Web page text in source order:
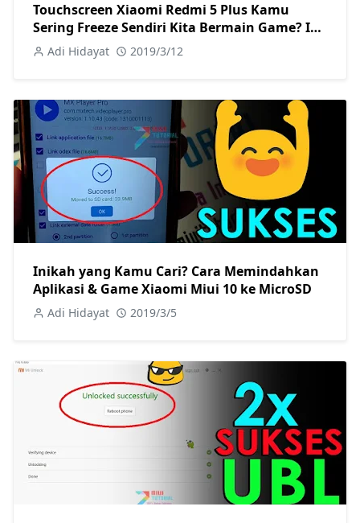
Touchscreen Xiaomi Redmi 5 Plus Kamu
Sering Freeze Sendiri Kita Bermain Game? Ini
Cara Memperbaikinya!
Adi Hidayat 2019/3/12
Inikah yang Kamu Cari? Cara Memindahkan
Aplikasi & Game Xiaomi Miui 10 ke MicroSD
Adi Hidayat 2019/3/5